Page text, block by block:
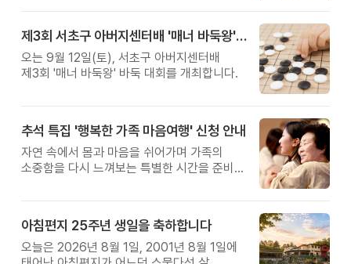
제3회 서초구 아버지센터배 '매너 바둑왕' 대회
오는 9월 12일(토), 서초구 아버지센터배
제3회 '매너 바둑왕' 바둑 대회를 개최합니다.
추석 특집 '행복한 가족 마음여행' 신청 안내
자연 속에서 몸과 마음을 쉬어가며 가족의
소중함을 다시 느껴보는 특별한 시간을 준비해
아침편지 25주년 생일을 축하합니다
오늘은 2026년 8월 1일, 2001년 8월 1일에